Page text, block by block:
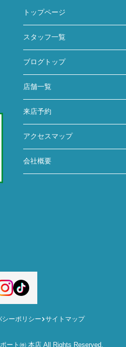
トップページ
スタッフ一覧
ブログトップ
店舗一覧
来店予約
アクセスマップ
会社概要
シーポリシー サイトマップ
ート㈱ 本店 All Rights Reserved.